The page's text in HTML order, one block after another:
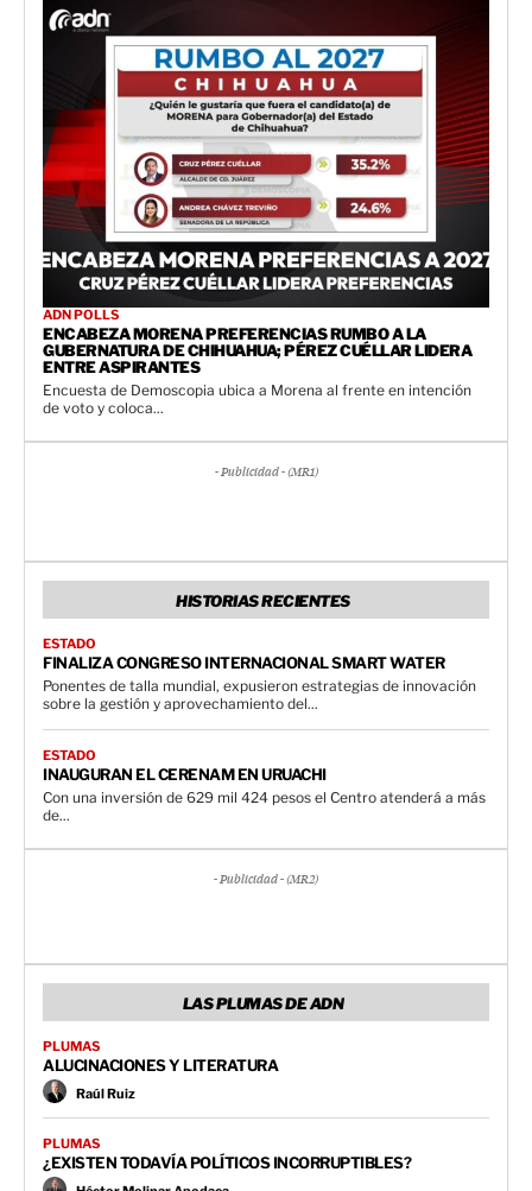
ADN POLLS
ENCABEZA MORENA PREFERENCIAS RUMBO A LA
GUBERNATURA DE CHIHUAHUA; PÉREZ CUÉLLAR LIDERA
ENTRE ASPIRANTES
Encuesta de Demoscopia ubica a Morena al frente en intención
de voto y coloca...
- Publicidad - (MR1)
HISTORIAS RECIENTES
ESTADO
FINALIZA CONGRESO INTERNACIONAL SMART WATER
Ponentes de talla mundial, expusieron estrategias de innovación
sobre la gestión y aprovechamiento del...
ESTADO
INAUGURAN EL CERENAM EN URUACHI
Con una inversión de 629 mil 424 pesos el Centro atenderá a más
de...
- Publicidad - (MR2)
LAS PLUMAS DE ADN
PLUMAS
ALUCINACIONES Y LITERATURA
Raúl Ruiz
PLUMAS
¿EXISTEN TODAVÍA POLÍTICOS INCORRUPTIBLES?